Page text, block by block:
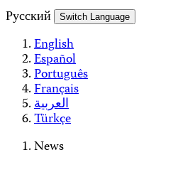
Русский
Switch Language
English
Español
Português
Français
العربية
Türkçe
News